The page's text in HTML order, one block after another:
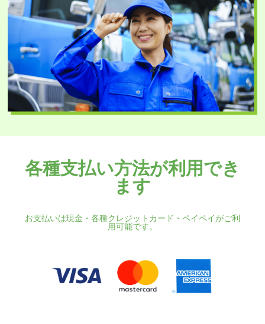
各種支払い方法が利用でき
ます
お支払いは現金・各種クレジットカード・ペイペイがご利
用可能です。